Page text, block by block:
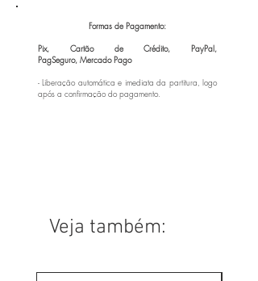
Formas de Pagamento:
Pix, Cartão de Crédito, PayPal,
PagSeguro, Mercado Pago
- Liberação automática e imediata da partitura, logo
após a confirmação do pagamento.
Veja também: